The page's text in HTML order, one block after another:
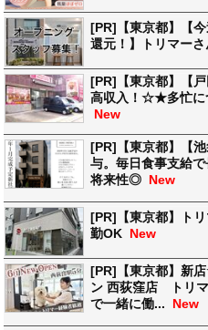
[PR]【東京都】【
還元！】トリマー
[PR]【東京都】【
高収入！☆★多忙に
New
[PR]【東京都】【
与。毎日食事支給
将来性◎ New
[PR]【東京都】ト
勤OK New
[PR]【東京都】新
ン 西荻窪店 トリ
で一緒に働... New